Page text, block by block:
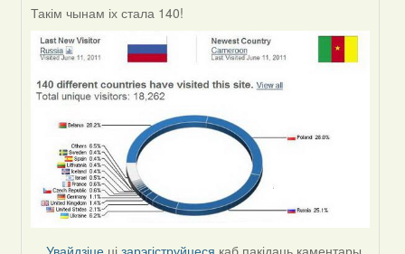
Такім чынам іх стала 140!
Увайдзіце цізарэгіструйцеся каб пакідаць каментары.